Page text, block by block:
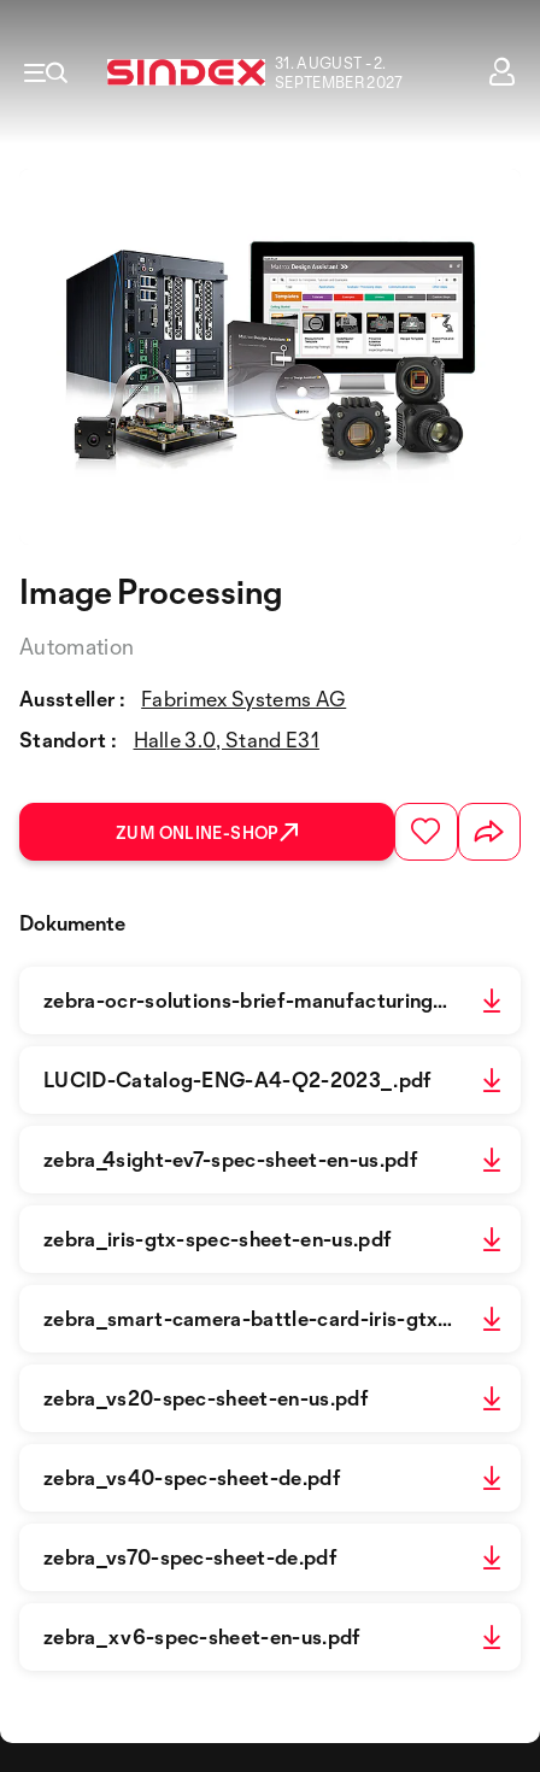
31. AUGUST - 2.
SEPTEMBER 2027
Image Processing
Automation
Aussteller :
Fabrimex Systems AG
Standort :
Halle 3.0, Stand E31
ZUM ONLINE-SHOP
Dokumente
zebra-ocr-solutions-brief-manufacturing-en-gb.pdf
LUCID-Catalog-ENG-A4-Q2-2023_.pdf
zebra_4sight-ev7-spec-sheet-en-us.pdf
zebra_iris-gtx-spec-sheet-en-us.pdf
zebra_smart-camera-battle-card-iris-gtx-en-us.pdf
zebra_vs20-spec-sheet-en-us.pdf
zebra_vs40-spec-sheet-de.pdf
zebra_vs70-spec-sheet-de.pdf
zebra_xv6-spec-sheet-en-us.pdf